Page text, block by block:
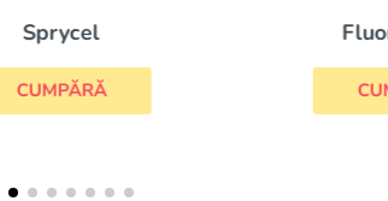
Sprycel
CUMPĂRĂ